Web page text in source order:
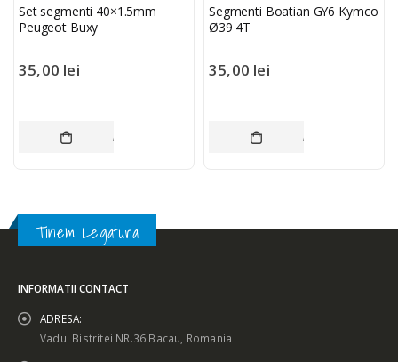
Set segmenti 40×1.5mm
Peugeot Buxy
35,00 lei
ADAUGĂ ÎN COȘ
Segmenti Boatian GY6 Kymco
Ø39 4T
35,00 lei
ADAUGĂ ÎN COȘ
Tinem Legatura
INFORMATII CONTACT
ADRESA:
Vadul Bistritei NR.36 Bacau, Romania